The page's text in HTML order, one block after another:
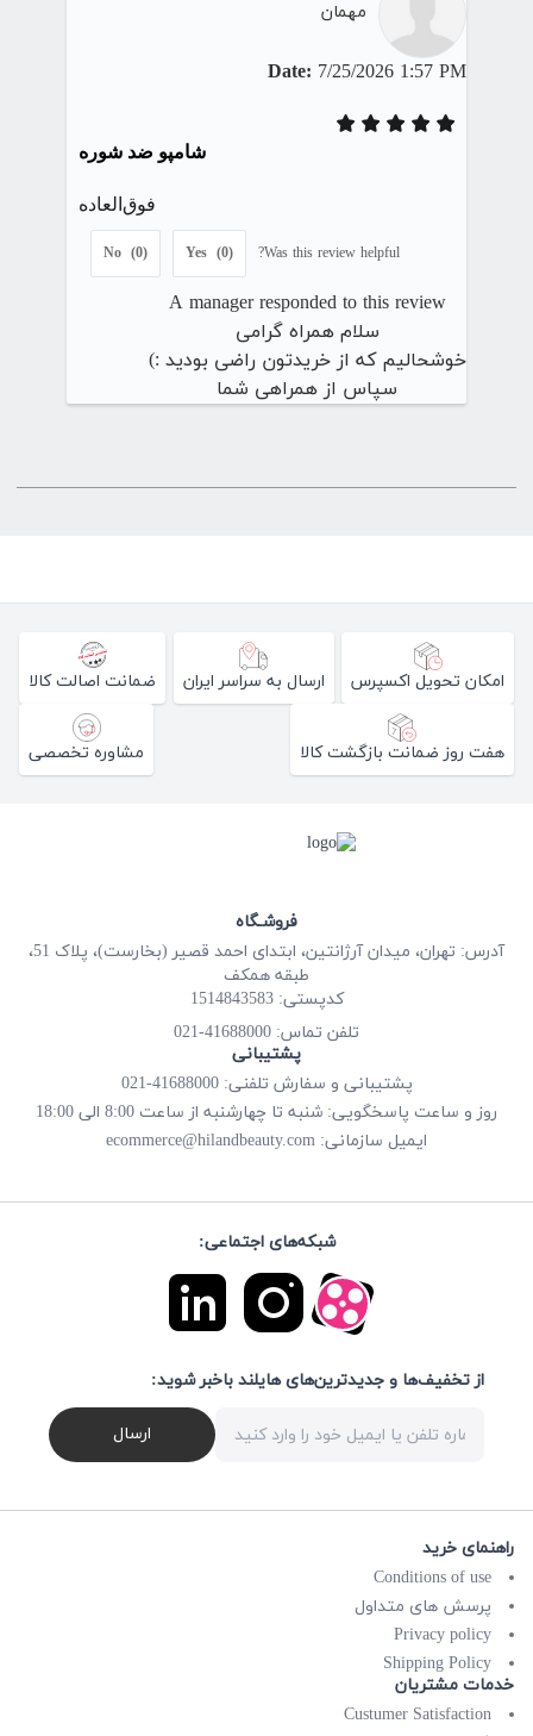
مهمان
Date: 7/25/2026 1:57 PM
شامپو ضد شوره
فوق‌العاده
Was this review helpful?
Yes  (0)
No  (0)
A manager responded to this review
سلام همراه گرامی
خوشحالیم که از خریدتون راضی بودید :)
سپاس از همراهی شما
امکان تحویل اکسپرس ارسال به سراسر ایران ضمانت اصالت کالا
هفت روز ضمانت بازگشت کالا مشاوره تخصصی
فروشـگاه
آدرس: تهران، میدان آرژانتین، ابتدای احمد قصیر (بخارست)، پلاک 51،
طبقه همکف
کدپستی: 1514843583
تلفن تماس: 41688000-021
پشتیبانی
پشتیبانی و سفارش تلفنی: 41688000-021
روز و ساعت پاسخگویی: شنبه تا چهارشنبه از ساعت 8:00 الی 18:00
ایمیل سازمانی: ecommerce@hilandbeauty.com
شبکه‌های اجتماعی:
از تخفیف‌ها و جدیدترین‌های هایلند باخبر شوید:
ارسال
راهنمای خرید
Conditions of use
پرسش های متداول
Privacy policy
Shipping Policy
خدمات مشتریان
Custumer Satisfaction